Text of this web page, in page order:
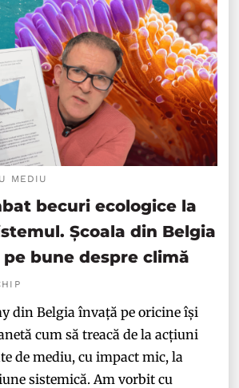
MEDIU
becuri ecologice la
Școala din Belgia
bune despre climă
din Belgia învață pe oricine își
cum să treacă de la acțiuni
de mediu, cu impact mic, la
sistemică. Am vorbit cu